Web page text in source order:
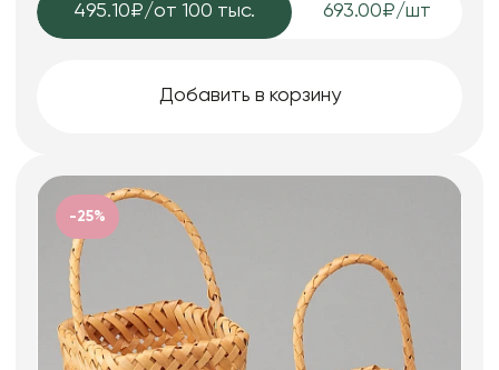
495.10₽/от 100 тыс. 693.00₽/шт
Добавить в корзину
-25%